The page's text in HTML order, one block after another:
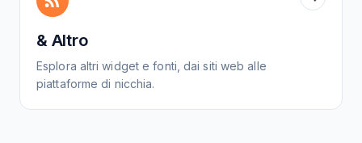
& Altro
Esplora altri widget e fonti, dai siti web alle
piattaforme di nicchia.